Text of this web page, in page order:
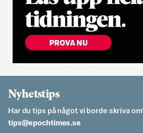
Nyhetstips
Har du tips på något vi borde skriva
es.semithcope@spit